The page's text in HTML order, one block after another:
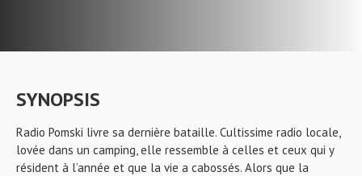
SYNOPSIS
Radio Pomski livre sa dernière bataille. Cultissime radio locale,
lovée dans un camping, elle ressemble à celles et ceux qui y
résident à l’année et que la vie a cabossés. Alors que la